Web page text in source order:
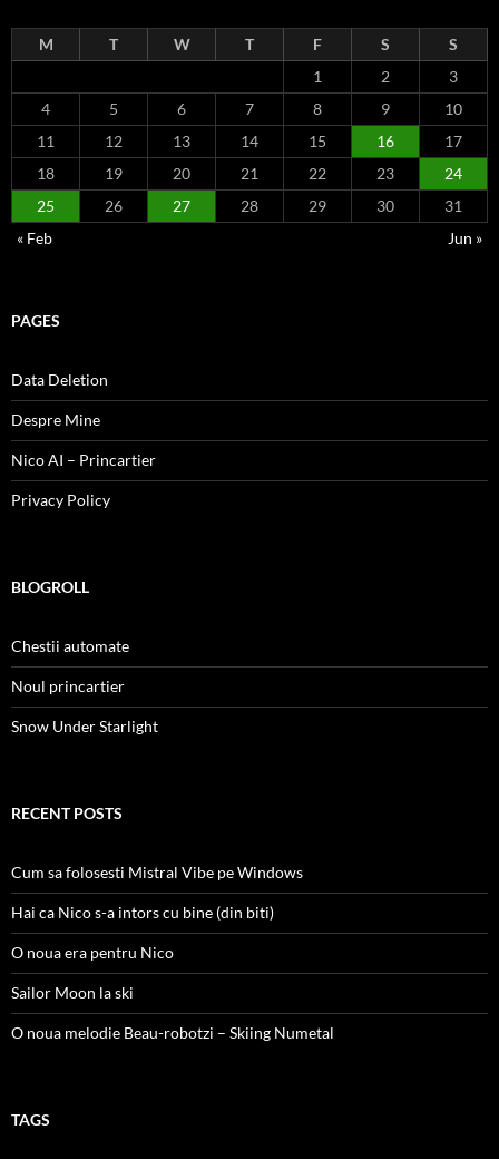
M T W T F S
S
1
2
3
4
5 6 7 8 9
10
11
12 13 14 15 16
17
18
19 20 21 22 23
24
25
26 27 28 29 30
31
« Feb
Jun »
PAGES
Data Deletion
Despre Mine
Nico AI – Princartier
Privacy Policy
BLOGROLL
Chestii automate
Noul princartier
Snow Under Starlight
RECENT POSTS
Cum sa folosesti Mistral Vibe pe Windows
Hai ca Nico s-a intors cu bine (din biti)
O noua era pentru Nico
Sailor Moon la ski
O noua melodie Beau-robotzi – Skiing Numetal
TAGS